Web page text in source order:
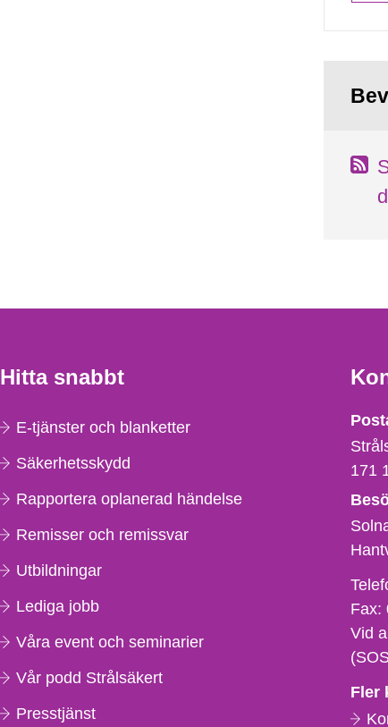
Hitta snabbt
E-tjänster och blanketter
Säkerhetsskydd
Rapportera oplanerad händelse
Remisser och remissvar
Utbildningar
Lediga jobb
Våra event och seminarier
Vår podd Strålsäkert
Presstjänst
171
fax
och
e-
Fax:
Vid
Fler